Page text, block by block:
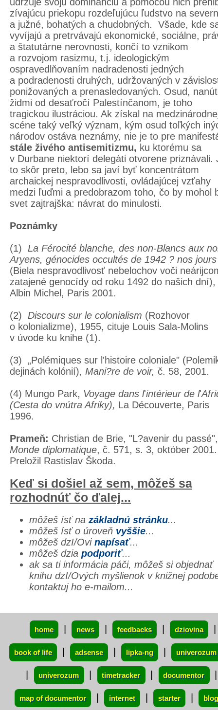
zívajúcu priekopu rozdeľujúcu ľudstvo na
a južné, bohatých a chudobných. Všade, kde
vyvíjajú a pretrvávajú ekonomické, sociálne,
a štatutárne nerovnosti, končí to vznikom
a rozvojom rasizmu, t.j. ideologickým
ospravedlňovaním nadradenosti jedných
a podradenosti druhých, udržovaných v
ponižovaných a prenasledovaných. Osud,
židmi od desaťročí Palestínčanom, je toho
tragickou ilustráciou. Ak získal na
scéne taký veľký význam, kým osud toľkých
národov ostáva neznámy, nie je to pre
stále živého antisemitizmu, ku ktorému sa
v Durbane niektorí delegáti otvorene priznávali.
to skôr preto, lebo sa javí byť koncentrátom
archaickej nespravodlivosti, ovládajúcej vzťahy
medzi ľuďmi a predobrazom toho, čo by mohol
svet zajtrajška: návrat do minulosti.
Poznámky
(1) La Férocité blanche, des non-Blancs aux
Aryens, génocides occultés de 1942 ? nos jours
(Biela nespravodlivosť nebelochov voči
zatajené genocídy od roku 1492 do našich dní),
Albin Michel, Paris 2001.
(2) Discours sur le colonialism (Rozhovor
o kolonializme), 1955, cituje Louis Sala-Molins
v úvode ku knihe (1).
(3) „Polémiques sur l'histoire coloniale"
dejinách kolónií), Mani?re de voir, č. 58, 2001.
(4) Mungo Park, Voyage dans l'intérieur de l'
(Cesta do vnútra Afriky), La Découverte, Paris
1996.
Prameň: Christian de Brie, "L?avenir du
Monde diplomatique, č. 571, s. 3, október
Preložil Rastislav Škoda.
Keď si došiel až sem, môžeš sa
rozhodnúť čo ďalej...
môžeš ísť na základnú stránku...
môžeš ísť o úroveň vyššie...
môžeš dzI/Ovi napísať...
môžeš dzia podporiť...
ak sa ti informácia páči, môžeš si objednať
knihu dzI/Ových myšlienok v knižnej
kontaktuj ho e-mailom...
home news feedbacks dziovina
book of life adsense lipka-ng
univerozum timetracker documentor
map of documentor internet starter blog